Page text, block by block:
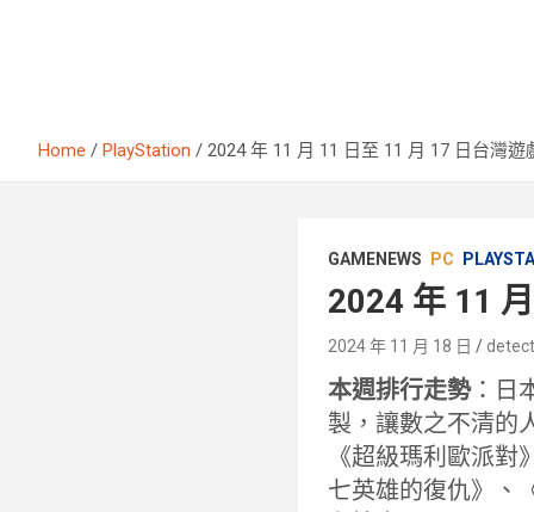
Home PlayStation 2024 年 11 月 11 日至 11 月 17 日台灣遊
GAMENEWS PC
2024 年 11
2024 年 11 月 18 日
本週排行走勢：日
製，讓數之不清的
《超級瑪利歐派
七英雄的復仇》、